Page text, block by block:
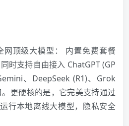
网顶级大模型： 内置免费套餐
时支持自由接入 ChatGPT (GP
、DeepSeek (R1)、Grok
更硬核的是，它完美支持通过
行本地离线大模型，隐私安全